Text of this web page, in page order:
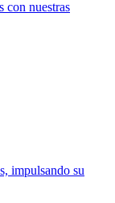
con nuestras
impulsando su